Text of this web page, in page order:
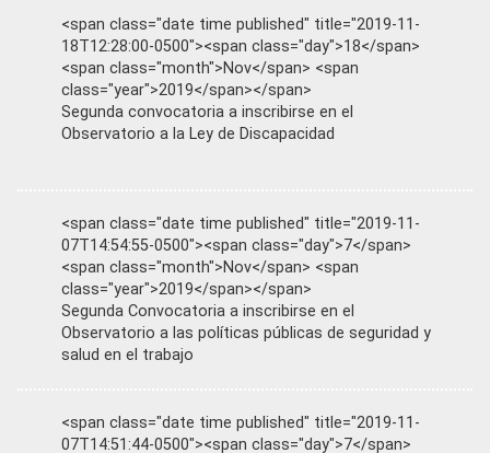
<span class="date time published" title="2019-11-
18T12:28:00-0500"><span class="day">18</span>
<span class="month">Nov</span> <span
class="year">2019</span></span>
Segunda convocatoria a inscribirse en el
Observatorio a la Ley de Discapacidad
<span class="date time published" title="2019-11-
07T14:54:55-0500"><span class="day">7</span>
<span class="month">Nov</span> <span
class="year">2019</span></span>
Segunda Convocatoria a inscribirse en el
Observatorio a las políticas públicas de seguridad y
salud en el trabajo
<span class="date time published" title="2019-11-
07T14:51:44-0500"><span class="day">7</span>